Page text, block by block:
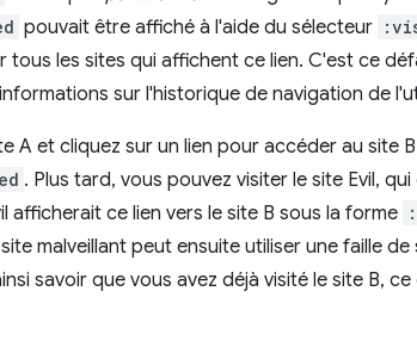
pouvait être affiché à l'aide du sélecteur
tous les sites qui affichent ce lien. C'est ce
sur l'historique de navigation de
A et cliquez sur un lien pour accéder au site
. Plus tard, vous pouvez visiter le site Evil,
afficherait ce lien vers le site B sous la forme
malveillant peut ensuite utiliser une faille
savoir que vous avez déjà visité le site B,